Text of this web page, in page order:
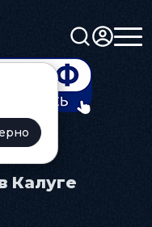
Калуге